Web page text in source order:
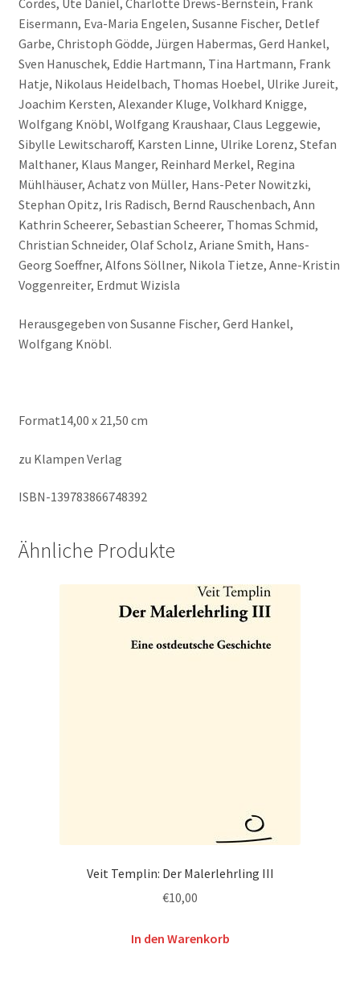
Cordes, Ute Daniel, Charlotte Drews-Bernstein, Frank
Eisermann, Eva-Maria Engelen, Susanne Fischer, Detlef
Garbe, Christoph Gödde, Jürgen Habermas, Gerd Hankel,
Sven Hanuschek, Eddie Hartmann, Tina Hartmann, Frank
Hatje, Nikolaus Heidelbach, Thomas Hoebel, Ulrike Jureit,
Joachim Kersten, Alexander Kluge, Volkhard Knigge,
Wolfgang Knöbl, Wolfgang Kraushaar, Claus Leggewie,
Sibylle Lewitscharoff, Karsten Linne, Ulrike Lorenz, Stefan
Malthaner, Klaus Manger, Reinhard Merkel, Regina
Mühlhäuser, Achatz von Müller, Hans-Peter Nowitzki,
Stephan Opitz, Iris Radisch, Bernd Rauschenbach, Ann
Kathrin Scheerer, Sebastian Scheerer, Thomas Schmid,
Christian Schneider, Olaf Scholz, Ariane Smith, Hans-
Georg Soeffner, Alfons Söllner, Nikola Tietze, Anne-Kristin
Voggenreiter, Erdmut Wizisla
Herausgegeben von Susanne Fischer, Gerd Hankel,
Wolfgang Knöbl.
Format14,00 x 21,50 cm
zu Klampen Verlag
ISBN-139783866748392
Ähnliche Produkte
Veit Templin: Der Malerlehrling III
€10,00
In den Warenkorb